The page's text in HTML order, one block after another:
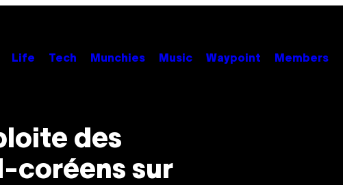
Life Tech Munchies Music Waypoint Members
des
coréens sur